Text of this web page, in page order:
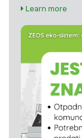
Learn more